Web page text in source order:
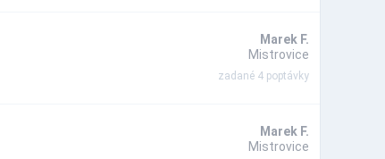
Marek F.
Mistrovice
zadané 4 poptávky
Marek F.
Mistrovice